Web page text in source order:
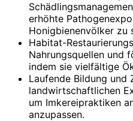
erhöhte
Honigbienenvölker zu
Habitat-
Nahrungsquellen und
indem sie vielfältige
Laufende Bildung und
landwirtschaftlichen
um Imkereipraktiken
anzupassen.